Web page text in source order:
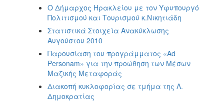
Ο Δήμαρχος Ηρακλείου με τον Υφυπουργό
Πολιτισμού και Τουρισμού κ.Νικητιάδη
Στατιστικά Στοιχεία Ανακύκλωσης
Αυγούστου 2010
Παρουσίαση του προγράμματος «Ad
Personam» για την προώθηση των Μέσων
Μαζικής Μεταφοράς
Διακοπή κυκλοφορίας σε τμήμα της Λ.
Δημοκρατίας